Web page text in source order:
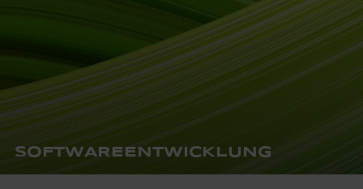
SOFTWAREENTWICKLUNG